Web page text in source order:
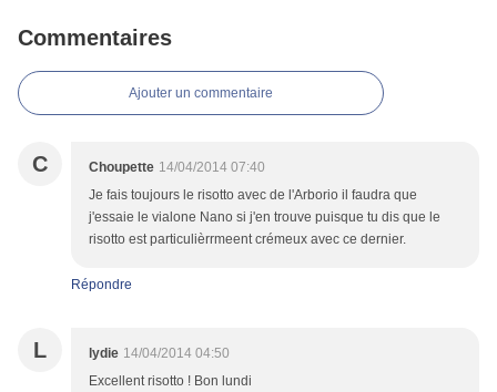
Commentaires
Ajouter un commentaire
C Choupette 14/04/2014 07:40
Je fais toujours le risotto avec de l'Arborio il faudra que
j'essaie le vialone Nano si j'en trouve puisque tu dis que le
risotto est particulièrrmeent crémeux avec ce dernier.
Répondre
L lydie 14/04/2014 04:50
Excellent risotto ! Bon lundi